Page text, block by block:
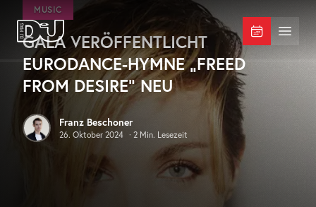
Zum Hauptinhalt springen
DJ Mag Germany Menü
MUSIC
GALA VERÖFFENTLICHT
EURODANCE-HYMNE „FREED
FROM DESIRE“ NEU
Franz Beschoner
26. Oktober 2024 · 2 Min. Lesezeit